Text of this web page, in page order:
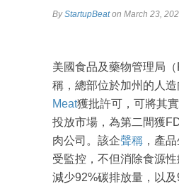
ByStartupBeaton March 23,
美國食品及藥物管理局（
稱，總部位於加州的人造
Meat獲批許可，可將其
投放市場，為第二間獲
肉公司。該企聲稱 ，產
受監控，不但消除食源
減少92%碳排放量，以及